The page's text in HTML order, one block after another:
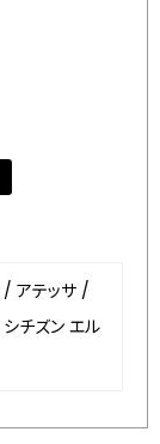
/ アテッサ /
シチズン エル